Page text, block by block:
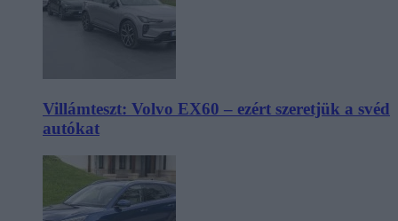
Villámteszt: Volvo EX60 – ezért szeretjük a svéd
autókat